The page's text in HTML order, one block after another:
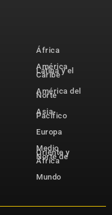
África
América
Latina y el
Caribe
América del
Norte
Asia-
Pacífico
Europa
Medio
Oriente y
Norte de
África
Mundo